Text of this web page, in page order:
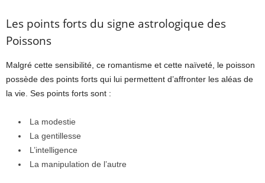
Les points forts du signe astrologique des
Poissons
Malgré cette sensibilité, ce romantisme et cette naïveté, le poisson
possède des points forts qui lui permettent d’affronter les aléas de
la vie. Ses points forts sont :
La modestie
La gentillesse
L’intelligence
La manipulation de l’autre